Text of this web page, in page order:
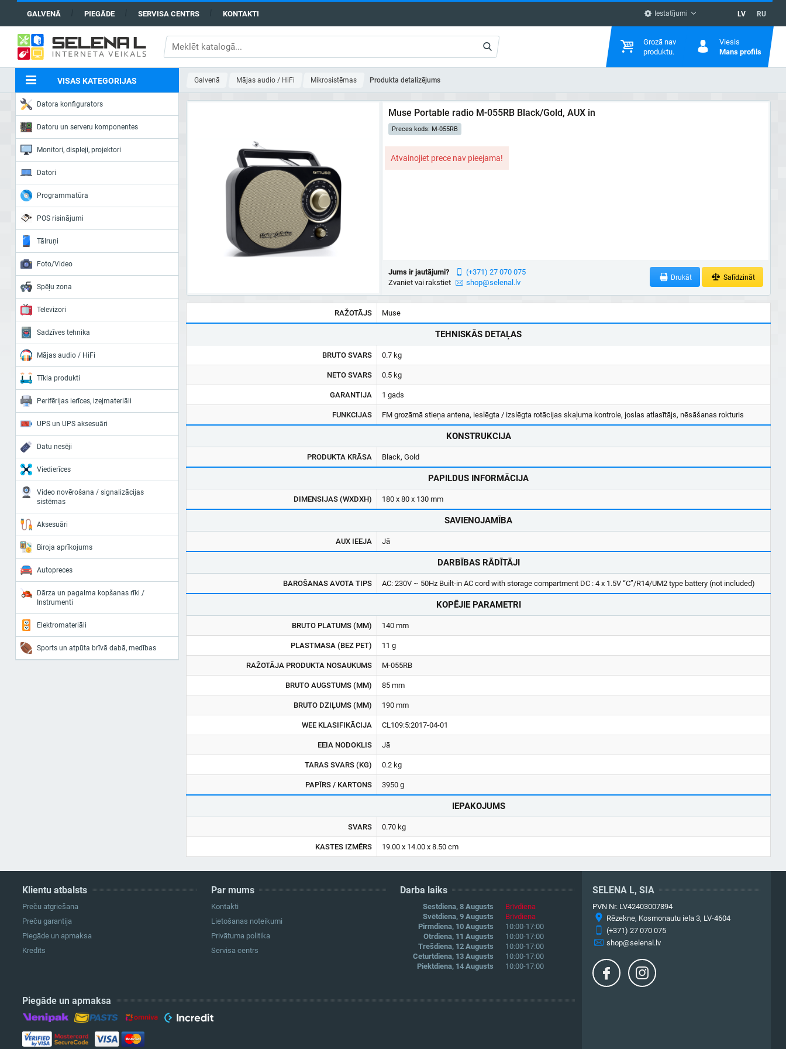
GALVENĀ PIEGĀDE SERVISA CENTRS KONTAKTI Iestatījumi LV RU
Grozā nav
produktu.
Viesis
Mans profils
VISAS KATEGORIJAS Galvenā Mājas audio / HiFi Mikrosistēmas Produkta detalizējums
Datora konfigurators
Datoru un serveru komponentes
Monitori, displeji, projektori
Datori
Programmatūra
POS risinājumi
Tālruņi
Foto/Video
Spēļu zona
Televizori
Sadzīves tehnika
Mājas audio / HiFi
Tīkla produkti
Perifērijas ierīces, izejmateriāli
UPS un UPS aksesuāri
Datu nesēji
Viedierīces
Video novērošana / signalizācijas
sistēmas
Aksesuāri
Biroja aprīkojums
Autopreces
Dārza un pagalma kopšanas rīki /
Instrumenti
Elektromateriāli
Sports un atpūta brīvā dabā, medības
Muse Portable radio M-055RB Black/Gold, AUX in
Preces kods: M-055RB
Atvainojiet prece nav pieejama!
Jums ir jautājumi?
Zvaniet vai rakstiet
(+371) 27 070 075
shop@selenal.lv
Drukāt Salīdzināt
RAŽOTĀJS Muse
TEHNISKĀS DETAĻAS
BRUTO SVARS 0.7 kg
NETO SVARS 0.5 kg
GARANTIJA 1 gads
FUNKCIJAS FM grozāmā stieņa antena, ieslēgta / izslēgta rotācijas skaļuma kontrole, joslas atlasītājs, nēsāšanas rokturis
KONSTRUKCIJA
PRODUKTA KRĀSA Black, Gold
PAPILDUS INFORMĀCIJA
DIMENSIJAS (WXDXH) 180 x 80 x 130 mm
SAVIENOJAMĪBA
AUX IEEJA Jā
DARBĪBAS RĀDĪTĀJI
BAROŠANAS AVOTA TIPS AC: 230V ~ 50Hz Built-in AC cord with storage compartment DC : 4 x 1.5V “C”/R14/UM2 type battery (not included)
KOPĒJIE PARAMETRI
BRUTO PLATUMS (MM) 140 mm
PLASTMASA (BEZ PET) 11 g
RAŽOTĀJA PRODUKTA NOSAUKUMS M-055RB
BRUTO AUGSTUMS (MM) 85 mm
BRUTO DZIĻUMS (MM) 190 mm
WEE KLASIFIKĀCIJA CL109:5:2017-04-01
EEIA NODOKLIS Jā
TARAS SVARS (KG) 0.2 kg
PAPĪRS / KARTONS 3950 g
IEPAKOJUMS
SVARS 0.70 kg
KASTES IZMĒRS 19.00 x 14.00 x 8.50 cm
Klientu atbalsts
Preču atgriešana
Preču garantija
Piegāde un apmaksa
Kredīts
Par mums
Kontakti
Lietošanas noteikumi
Privātuma politika
Servisa centrs
Darba laiks
Sestdiena, 8 Augusts
Brīvdiena
Svētdiena, 9 Augusts
Brīvdiena
Pirmdiena, 10 Augusts
10:00-17:00
Otrdiena, 11 Augusts
10:00-17:00
Trešdiena, 12 Augusts
10:00-17:00
Ceturtdiena, 13 Augusts
10:00-17:00
Piektdiena, 14 Augusts
10:00-17:00
Piegāde un apmaksa
SELENA L, SIA
PVN Nr. LV42403007894
Rēzekne, Kosmonautu iela 3, LV-4604
(+371) 27 070 075
shop@selenal.lv